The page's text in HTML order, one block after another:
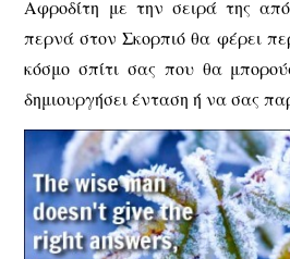
Αφροδίτη με την σειρά της
περνά στον Σκορπιό θα φέρει
κόσμο σπίτι σας που θα
δημιουργήσει ένταση ή να σας